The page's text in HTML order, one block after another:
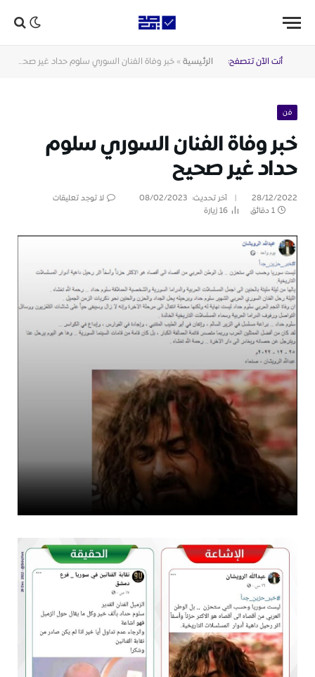
أنت الآن تتصفح: الرئيسية » خبر وفاة الفنان السوري سلوم حداد غير صحيح
فن
خبر وفاة الفنان السوري سلوم
حداد غير صحيح
28/12/2022 آخر تحديث: 08/02/2023
لا توجد تعليقات
1 دقائق
16زيارة